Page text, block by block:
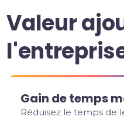
Valeur
Gain de temps
Réduisez le temps de